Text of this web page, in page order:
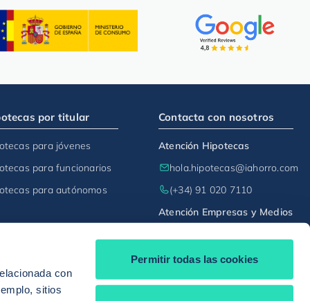
con
sitios
Permitir todas las cookies
por titular
para jóvenes
para funcionarios
para autónomos
Contacta con nosotros
Atención Hipotecas
hola.hipotecas@iahorro.com
(+34) 91 020 7110
Atención Empresas y Medios
(+34) 605 334 857
Síguenos en: